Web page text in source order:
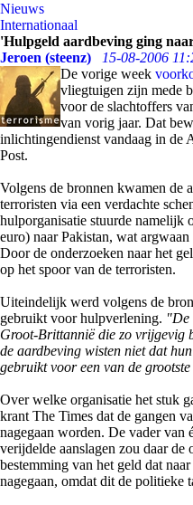
Nieuws
Internationaal
'Hulpgeld aardbeving ging
Jeroen (steenz)
15-08-2006
De vorige week
vliegtuigen zijn mede
voor de slachtoffers
van vorig jaar. Dat
inlichtingendienst vandaag in de
Post.
Volgens de bronnen kwamen de
terroristen via een verdachte
hulporganisatie stuurde namelijk
euro) naar Pakistan, wat
Door de onderzoeken naar het
op het spoor van de terroristen.
Uiteindelijk werd volgens de
gebruikt voor hulpverlening. "De
Groot-Brittannië die zo vrijgevig
de aardbeving wisten niet dat
gebruikt voor een van de
Over welke organisatie het stuk
krant The Times dat de gangen
nagegaan worden. De vader van
verijdelde aanslagen zou daar
bestemming van het geld dat
nagegaan, omdat dit de politieke